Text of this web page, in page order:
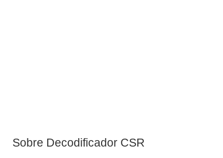
Sobre Decodificador CSR